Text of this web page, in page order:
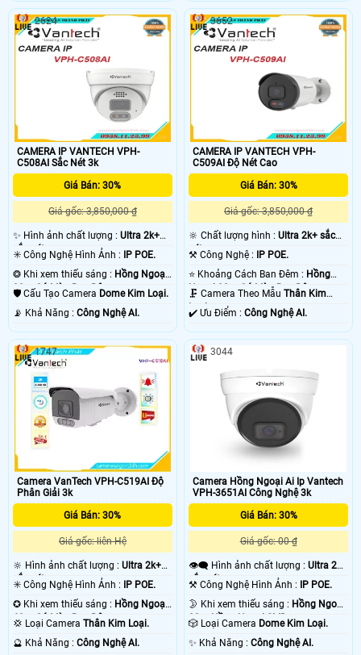
CAMERA IP VANTECH VPH-
C508AI Sắc Nét 3k
Giá Bán: 30%
Giá gốc: 3,850,000 ₫
✨ Hình ảnh chất lượng : Ultra 2k+
sắc nét .
✳️ Công Nghệ Hình Ảnh : IP POE.
❂ Khi xem thiếu sáng : Hồng Ngoại
30m Có Màu Ban Đêm.
🛡 Cấu Tạo Camera Dome Kim Loại.
️📡 Khả Năng : Công Nghệ AI.
2624
CAMERA IP VANTECH VPH-
C509AI Độ Nét Cao
Giá Bán: 30%
Giá gốc: 3,850,000 ₫
🔆 Chất lượng hình :Ultra 2k+ sắc
nét .
⚒ Công Nghệ : IP POE.
⭐ Khoảng Cách Ban Đêm : Hồng
Ngoại 30m Có Màu Ban Đêm.
🗜️ Camera Theo MẫuThân Kim
Loại.
️✔️ Ưu Điểm :Công Nghệ AI.
3652
Camera VanTech VPH-C519AI Độ
Phân Giải 3k
Giá Bán: 30%
Giá gốc: liên Hệ
🔆 Hình ảnh chất lượng : Ultra 2k+
sắc nét .
✳️ Công Nghệ Hình Ảnh : IP POE.
✪ Khi xem thiếu sáng : Hồng Ngoại
60m Có Màu Ban Đêm.
💢 Loại Camera Thân Kim Loại.
️🔮 Khả Năng : Công Nghệ AI.
1747
Camera Hồng Ngoại Ai Ip Vantech
VPH-3651AI Công Nghệ 3k
Giá Bán: 30%
Giá gốc: 00 ₫
👁️‍🗨 Hình ảnh chất lượng :Ultra 2k+
sắc nét .
⚒ Công Nghệ Hình Ảnh : IP POE.
🌛 Khi xem thiếu sáng : Hồng Ngoại
30m Hồng Ngoại SMD.
🎲 Loại Camera Dome Kim Loại.
️✨ Khả Năng :Công Nghệ AI.
3044